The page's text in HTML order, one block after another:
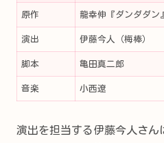
原作 龍幸伸『ダンダダン』
演出 伊藤今人（梅棒）
脚本 亀田真二郎
音楽 小西遼
演出を担当する伊藤今人さん